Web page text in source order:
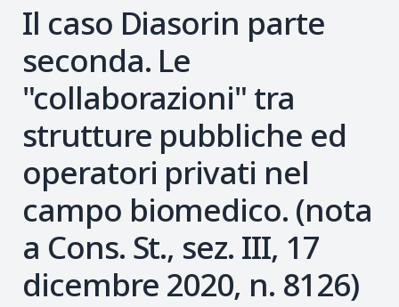
Il caso Diasorin parte
seconda. Le
"collaborazioni" tra
strutture pubbliche ed
operatori privati nel
campo biomedico. (nota
a Cons. St., sez. III, 17
dicembre 2020, n. 8126)